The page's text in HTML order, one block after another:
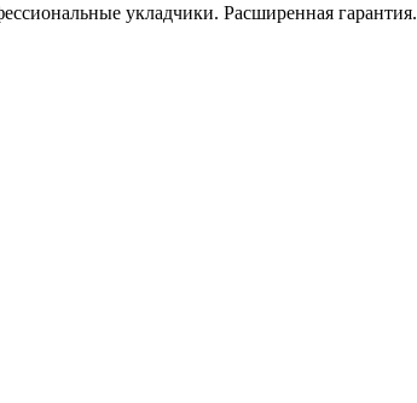
укладчики. Расширенная гарантия.